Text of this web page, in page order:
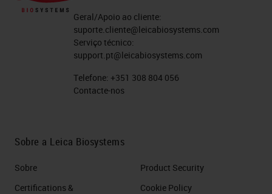
Geral/Apoio ao cliente:
suporte.cliente@leicabiosystems.com
Serviço técnico:
support.pt@leicabiosystems.com
Telefone: +351 308 804 056
Contacte-nos
Sobre a Leica Biosystems
Sobre
Certifications &
Product Security
Cookie Policy